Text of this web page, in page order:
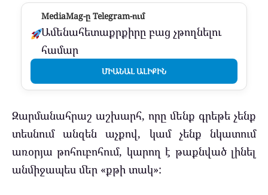
MediaMag-ը Telegram-ում
Ամենահետաքրքիրը բաց չթողնելու
համար
ՄԻԱՆԱԼ ԱԼԻՔԻՆ
Զարմանահրաշ աշխարհ, որը մենք գրեթե չենք
տեսնում անզեն աչքով, կամ չենք նկատում
առօրյա թոհուբոհում, կարող է թաքնված լինել
անմիջապես մեր «քթի տակ»: